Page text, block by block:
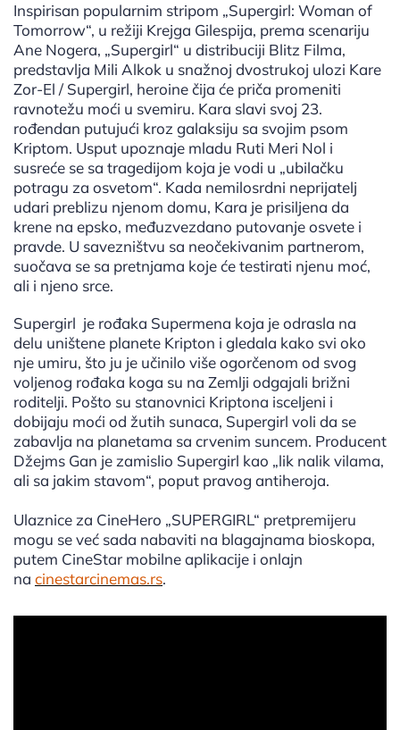
Inspirisan popularnim stripom „Supergirl: Woman of
Tomorrow“, u režiji Krejga Gilespija, prema scenariju
Ane Nogera, „Supergirl“ u distribuciji Blitz Filma,
predstavlja Mili Alkok u snažnoj dvostrukoj ulozi Kare
Zor-El / Supergirl, heroine čija će priča promeniti
ravnotežu moći u svemiru. Kara slavi svoj 23.
rođendan putujući kroz galaksiju sa svojim psom
Kriptom. Usput upoznaje mladu Ruti Meri Nol i
susreće se sa tragedijom koja je vodi u „ubilačku
potragu za osvetom“. Kada nemilosrdni neprijatelj
udari preblizu njenom domu, Kara je prisiljena da
krene na epsko, međuzvezdano putovanje osvete i
pravde. U savezništvu sa neočekivanim partnerom,
suočava se sa pretnjama koje će testirati njenu moć,
ali i njeno srce.
Supergirl je rođaka Supermena koja je odrasla na
delu uništene planete Kripton i gledala kako svi oko
nje umiru, što ju je učinilo više ogorčenom od svog
voljenog rođaka koga su na Zemlji odgajali brižni
roditelji. Pošto su stanovnici Kriptona isceljeni i
dobijaju moći od žutih sunaca, Supergirl voli da se
zabavlja na planetama sa crvenim suncem. Producent
Džejms Gan je zamislio Supergirl kao „lik nalik vilama,
ali sa jakim stavom“, poput pravog antiheroja.
Ulaznice za CineHero „SUPERGIRL“ pretpremijeru
mogu se već sada nabaviti na blagajnama bioskopa,
putem CineStar mobilne aplikacije i onlajn
na cinestarcinemas.rs.